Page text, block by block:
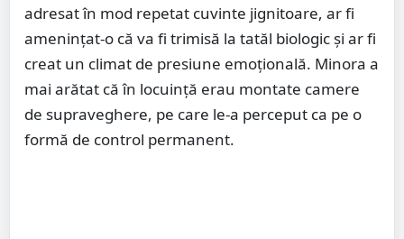
adresat în mod repetat cuvinte jignitoare, ar fi
amenințat-o că va fi trimisă la tatăl biologic și ar fi
creat un climat de presiune emoțională. Minora a
mai arătat că în locuință erau montate camere
de supraveghere, pe care le-a perceput ca pe o
formă de control permanent.